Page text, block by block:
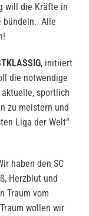
will die Kräfte in
bündeln. Alle
, initiiert
die notwendige
sportlich
zu meistern und
Liga der Welt“
haben den SC
Herzblut und
Traum vom
wollen wir